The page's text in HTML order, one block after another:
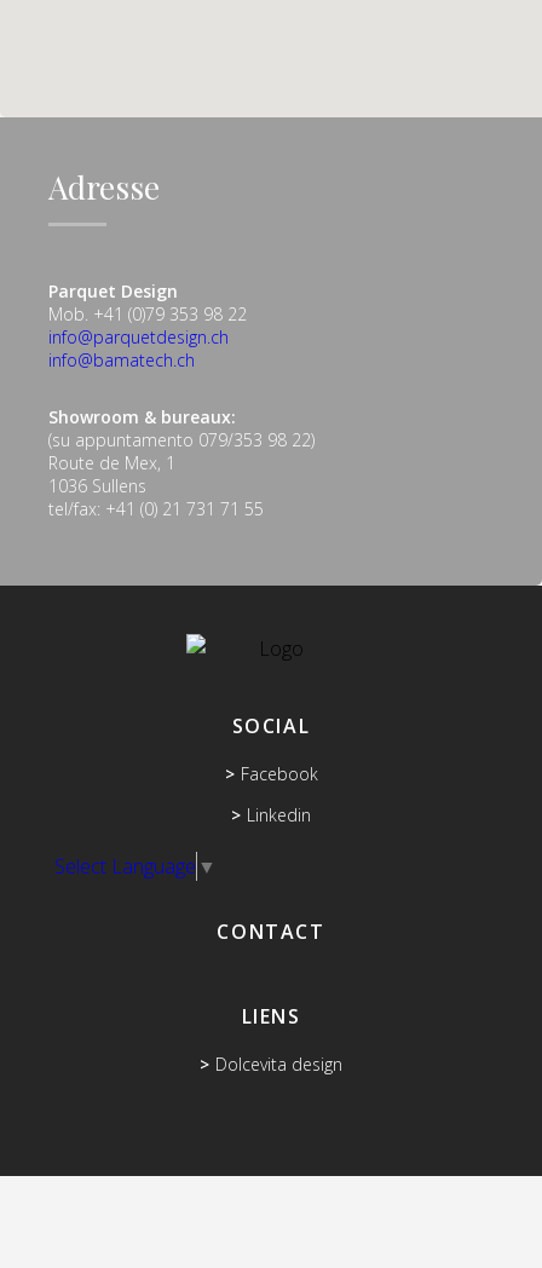
Adresse
Parquet Design
Mob. +41 (0)79 353 98 22
info@parquetdesign.ch
info@bamatech.ch
Showroom & bureaux:
(su appuntamento 079/353 98 22)
Route de Mex, 1
1036 Sullens
tel/fax: +41 (0) 21 731 71 55
SOCIAL
Facebook
Linkedin
Select Language ▼
CONTACT
LIENS
Dolcevita design